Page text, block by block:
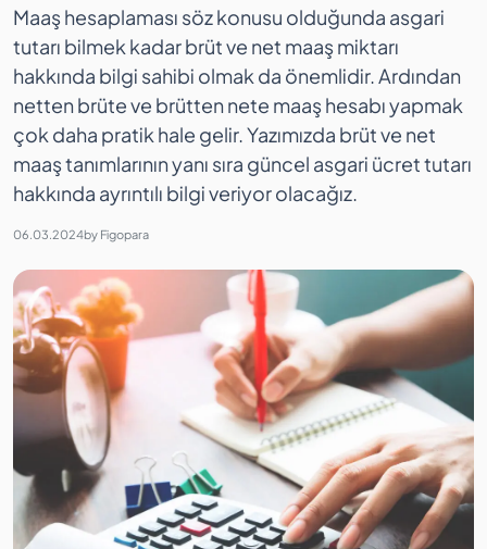
Maaş hesaplaması söz konusu olduğunda asgari
tutarı bilmek kadar brüt ve net maaş miktarı
hakkında bilgi sahibi olmak da önemlidir. Ardından
netten brüte ve brütten nete maaş hesabı yapmak
çok daha pratik hale gelir. Yazımızda brüt ve net
maaş tanımlarının yanı sıra güncel asgari ücret tutarı
hakkında ayrıntılı bilgi veriyor olacağız.
06.03.2024by Figopara